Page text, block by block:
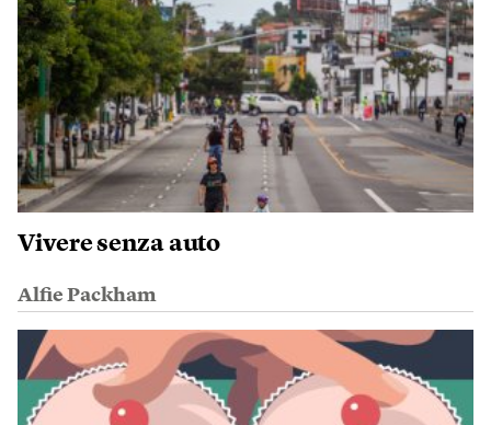
Vivere senza auto
Alfie Packham